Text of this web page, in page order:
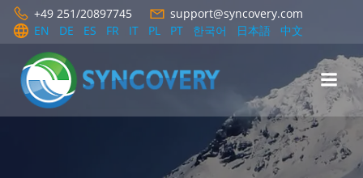
Zum
Inhalt
springen
+49 251/20897745
support@syncovery.com
EN
DE ES FR IT PL PT 한국어 日本語 中文